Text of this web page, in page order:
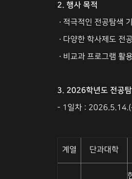
2. 행사 목적
∙ 적극적인 전공탐색
∙ 다양한 학사제도 전
∙ 비교과 프로그램 활
3. 2026학년도 전공
- 1일차 :
계열 단과대학